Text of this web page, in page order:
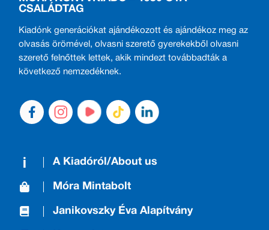
CSALÁDTAG
Kiadónk generációkat ajándékozott és ajándékoz meg az
olvasás örömével, olvasni szerető gyerekekből olvasni
szerető felnőttek lettek, akik mindezt továbbadták a
következő nemzedéknek.
A Kiadóról/About us
Móra Mintabolt
Janikovszky Éva Alapítvány